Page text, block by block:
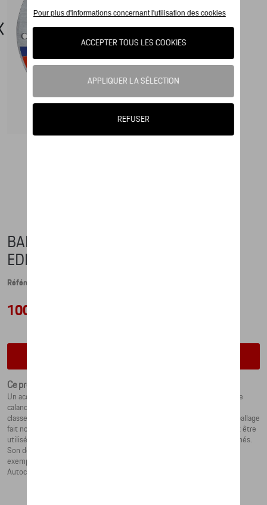
BADGE DE CALANDRE – LIMITED
EDITION - 911 GT1
Référence: WAP0508120RGBD
100,66 €
Ce produit n'est actuellement pas de stock
Un accessoire lifestyle pour les fans de course automobile : ce badge de
calandre exclusif rend hommage à la Porsche 911 GT1, vainqueur au
classement général des 24 Heures du Mans en 1998. Point fort : l’emballage
fait non seulement de ce badge le cadeau parfait, mais peut également être
utilisé comme présentoir – idéal pour tous les collectionneurs passionnés.
Son design a été pensé par le Studio F. A. Porsche. Série limitée à 911
exemplaires. Produit livré sans matériel de fixation sur le véhicule.
Autocollant et vignette inclus.